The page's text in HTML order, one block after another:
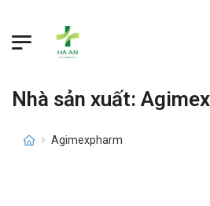
Nhà sản xuất:
Agimexpharm